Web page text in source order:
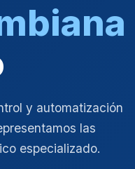
y automatización
las
especializado.